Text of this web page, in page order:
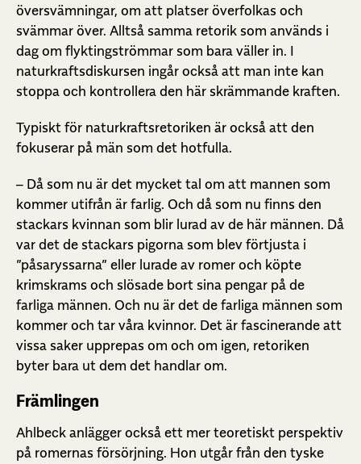
översvämningar, om att platser överfolkas och
svämmar över. Alltså samma retorik som används i
dag om flyktingströmmar som bara väller in. I
naturkraftsdiskursen ingår också att man inte kan
stoppa och kontrollera den här skrämmande kraften.
Typiskt för naturkraftsretoriken är också att den
fokuserar på män som det hotfulla.
– Då som nu är det mycket tal om att mannen som
kommer utifrån är farlig. Och då som nu finns den
stackars kvinnan som blir lurad av de här männen. Då
var det de stackars pigorna som blev förtjusta i
”påsaryssarna” eller lurade av romer och köpte
krimskrams och slösade bort sina pengar på de
farliga männen. Och nu är det de farliga männen som
kommer och tar våra kvinnor. Det är fascinerande att
vissa saker upprepas om och om igen, retoriken
byter bara ut dem det handlar om.
Främlingen
Ahlbeck anlägger också ett mer teoretiskt perspektiv
på romernas försörjning. Hon utgår från den tyske